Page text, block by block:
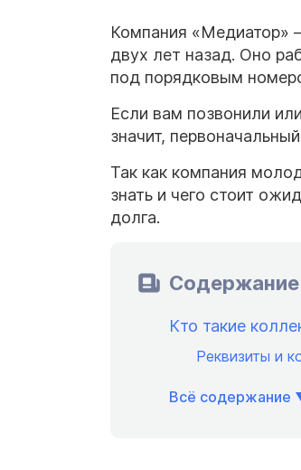
Компания «Медиатор»
двух лет назад. Оно
под порядковым
Если вам позвонили
значит,
Так как компания
знать и чего стоит
долга.
Содержание
Кто такие
Реквизиты и
Всё содержание